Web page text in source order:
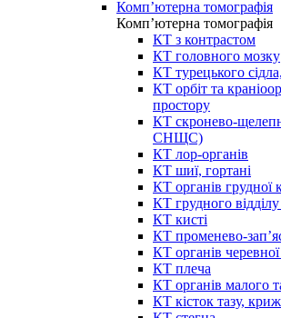
Комп’ютерна томографія
Комп’ютерна томографія
КТ з контрастом
КТ головного мозку
КТ турецького
КТ орбіт та
простору
КТ скронево-
СНЩС)
КТ лор-органів
КТ шиї, гортані
КТ органів грудної
КТ грудного
КТ кисті
КТ променево-
КТ органів
КТ плеча
КТ органів малого
КТ кісток тазу,